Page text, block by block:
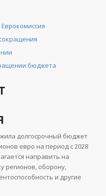
бюджета
долгосрочный бюджет
евро на период с 2028
направить на
регионов, оборону,
и другие